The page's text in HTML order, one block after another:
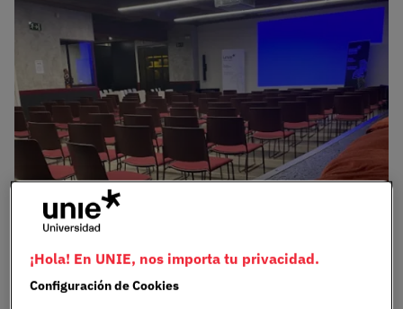
Cuando estás buscando universidad, hay algo que ningún
¡Hola! En UNIE, nos importa tu privacidad.
Configuración de Cookies